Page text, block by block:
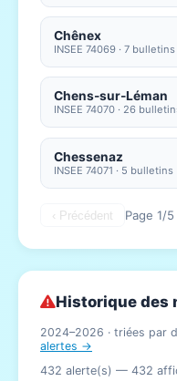
Chênex
INSEE 74069 · 7 bulletins
Chens-sur-Léman
INSEE 74070 · 26
Chessenaz
INSEE 74071 · 5 bulletins
‹ Précédent Page 1/
Historique des
2024–2026 · triées par
alertes →
432 alerte(s) — 432